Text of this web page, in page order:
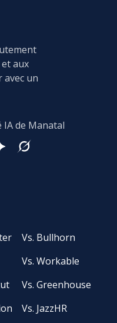
aux
avec un
IA de Manatal
Vs. Bullhorn
Vs. Workable
Vs. Greenhouse
Vs. JazzHR